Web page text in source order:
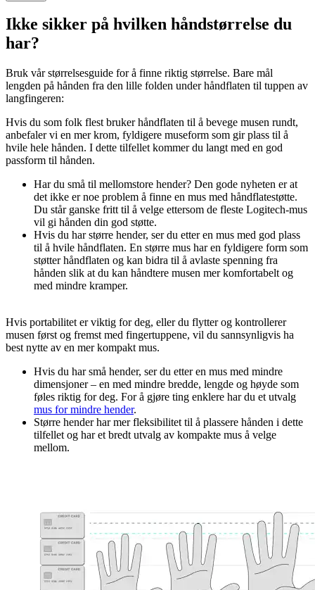
Ikke sikker på hvilken håndstørrelse du
har?
Bruk vår størrelsesguide for å finne riktig størrelse. Bare mål
lengden på hånden fra den lille folden under håndflaten til tuppen av
langfingeren:
Hvis du som folk flest bruker håndflaten til å bevege musen rundt,
anbefaler vi en mer krom, fyldigere museform som gir plass til å
hvile hele hånden. I dette tilfellet kommer du langt med en god
passform til hånden.
Har du små til mellomstore hender? Den gode nyheten er at
det ikke er noe problem å finne en mus med håndflatestøtte.
Du står ganske fritt til å velge ettersom de fleste Logitech-mus
vil gi hånden din god støtte.
Hvis du har større hender, ser du etter en mus med god plass
til å hvile håndflaten. En større mus har en fyldigere form som
støtter håndflaten og kan bidra til å avlaste spenning fra
hånden slik at du kan håndtere musen mer komfortabelt og
med mindre kramper.
Hvis portabilitet er viktig for deg, eller du flytter og kontrollerer
musen først og fremst med fingertuppene, vil du sannsynligvis ha
best nytte av en mer kompakt mus.
Hvis du har små hender, ser du etter en mus med mindre
dimensjoner – en med mindre bredde, lengde og høyde som
føles riktig for deg. For å gjøre ting enklere har du et utvalg
mus for mindre hender.
Større hender har mer fleksibilitet til å plassere hånden i dette
tilfellet og har et bredt utvalg av kompakte mus å velge
mellom.